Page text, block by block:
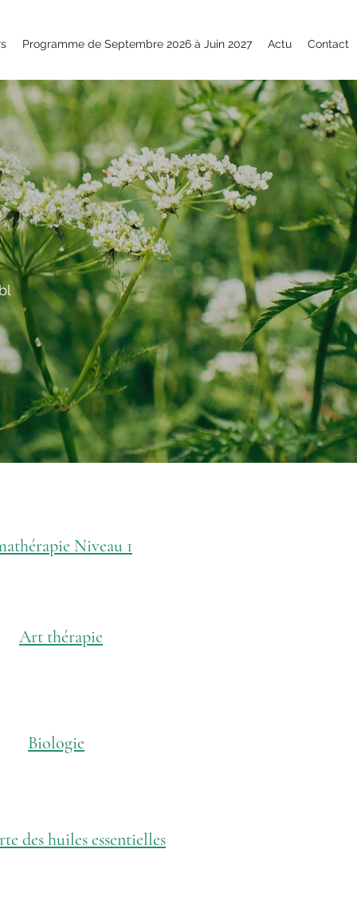
Programme de Septembre 2026 à Juin 2027 Actu Contact
Niveau 1
Art thérapie
Biologie
des huiles essentielles